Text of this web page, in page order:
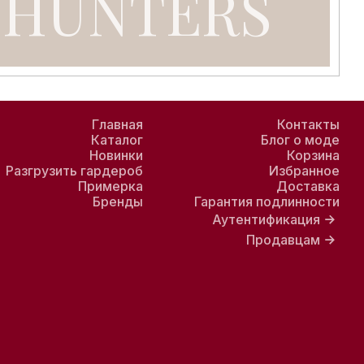
Главная
Каталог
Новинки
Разгрузить гардероб
Примерка
Бренды
Контакты
Блог о моде
Корзина
Избранное
Доставка
Гарантия подлинности
Аутентификация
Продавцам